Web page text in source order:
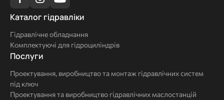
Каталог
Каталог гідравліки
Гідравлічне обладнання
Комплектуючі для гідроциліндрів
Послуги
Послуги
Проектування, виробництво та монтаж гідравлічних систем
під ключ
Проектування та виробництво гідравлічних маслостанцій